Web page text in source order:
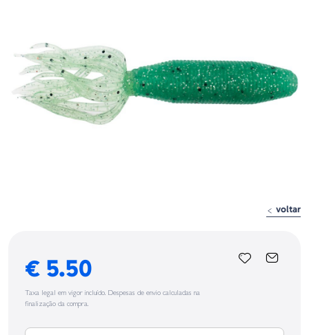
voltar
€ 5.50
Taxa legal em vigor incluído. Despesas de envio calculadas na
finalização da compra.